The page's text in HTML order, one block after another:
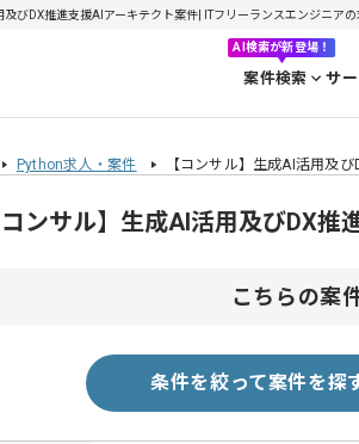
及びDX推進支援AIアーキテクト案件| ITフリーランスエンジニア
AI検索が新登場！
案件検索 サ
Python求人・案件 【コンサル】生成AI活用及
コンサル】生成AI活用及びDX
こちらの案
条件を絞って案件を探